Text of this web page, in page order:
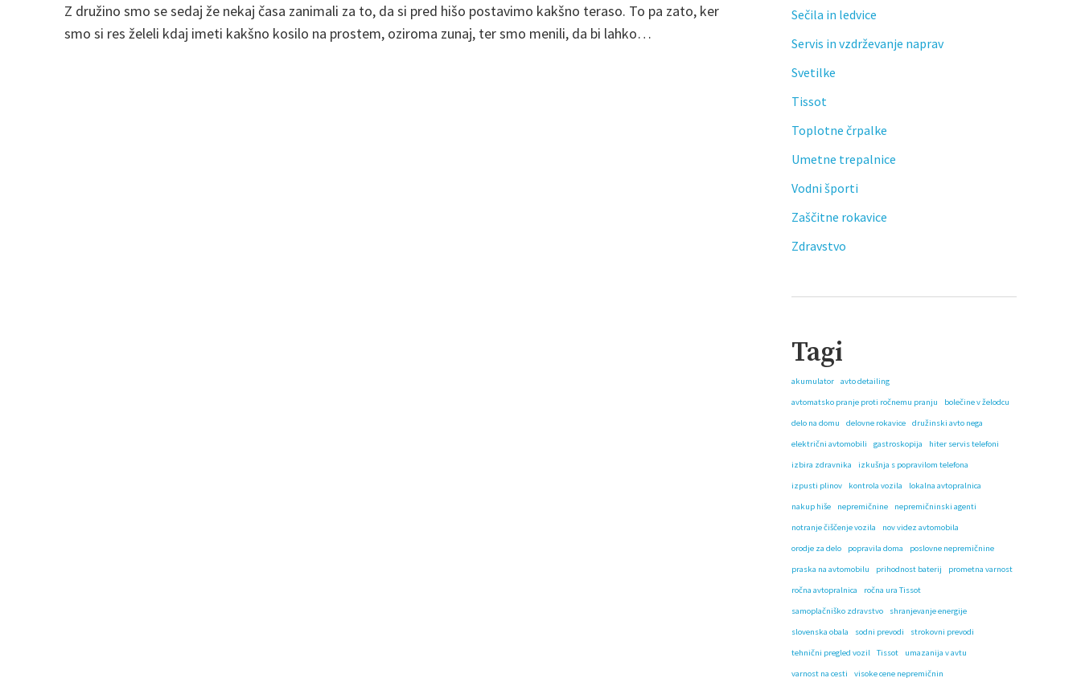
Z družino smo se sedaj že nekaj časa zanimali za to, da si pred hišo postavimo kakšno teraso. To pa zato, ker
smo si res želeli kdaj imeti kakšno kosilo na prostem, oziroma zunaj, ter smo menili, da bi lahko…
Sečila in ledvice
Servis in vzdrževanje naprav
Svetilke
Tissot
Toplotne črpalke
Umetne trepalnice
Vodni športi
Zaščitne rokavice
Zdravstvo
Tagi
akumulator
avto detailing
avtomatsko pranje proti ročnemu pranju
bolečine v želodcu
delo na domu
delovne rokavice
družinski avto nega
električni avtomobili
gastroskopija
hiter servis telefoni
izbira zdravnika
izkušnja s popravilom telefona
izpusti plinov
kontrola vozila
lokalna avtopralnica
nakup hiše
nepremičnine
nepremičninski agenti
notranje čiščenje vozila
nov videz avtomobila
orodje za delo
popravila doma
poslovne nepremičnine
praska na avtomobilu
prihodnost baterij
prometna varnost
ročna avtopralnica
ročna ura Tissot
samoplačniško zdravstvo
shranjevanje energije
slovenska obala
sodni prevodi
strokovni prevodi
tehnični pregled vozil
Tissot
umazanija v avtu
varnost na cesti
visoke cene nepremičnin